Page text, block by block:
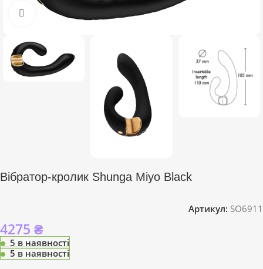
Click to enlarge
Вібратор-кролик Shunga Miyo Black
Артикул: SO6911
4275 ₴
5 в наявності
5 в наявності